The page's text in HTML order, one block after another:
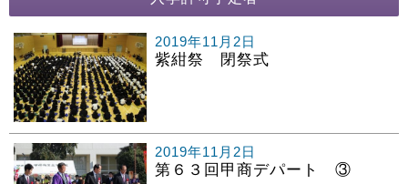
2019年11月2日
紫紺祭 閉祭式
2019年11月2日
第６３回甲商デパート ③